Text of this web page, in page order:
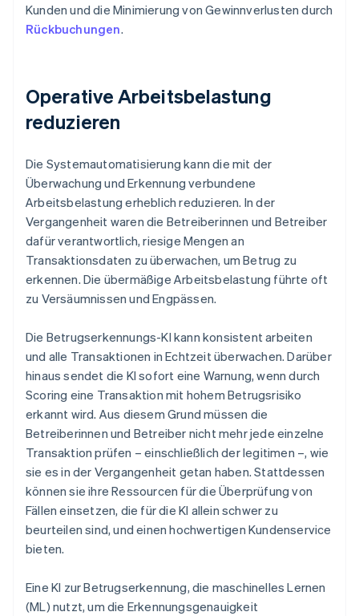
Kunden und die Minimierung von Gewinnverlusten durch
Rückbuchungen.
Operative Arbeitsbelastung
reduzieren
Die Systemautomatisierung kann die mit der
Überwachung und Erkennung verbundene
Arbeitsbelastung erheblich reduzieren. In der
Vergangenheit waren die Betreiberinnen und Betreiber
dafür verantwortlich, riesige Mengen an
Transaktionsdaten zu überwachen, um Betrug zu
erkennen. Die übermäßige Arbeitsbelastung führte oft
zu Versäumnissen und Engpässen.
Die Betrugserkennungs-KI kann konsistent arbeiten
und alle Transaktionen in Echtzeit überwachen. Darüber
hinaus sendet die KI sofort eine Warnung, wenn durch
Scoring eine Transaktion mit hohem Betrugsrisiko
erkannt wird. Aus diesem Grund müssen die
Betreiberinnen und Betreiber nicht mehr jede einzelne
Transaktion prüfen – einschließlich der legitimen –, wie
sie es in der Vergangenheit getan haben. Stattdessen
können sie ihre Ressourcen für die Überprüfung von
Fällen einsetzen, die für die KI allein schwer zu
beurteilen sind, und einen hochwertigen Kundenservice
bieten.
Eine KI zur Betrugserkennung, die maschinelles Lernen
(ML) nutzt, um die Erkennungsgenauigkeit